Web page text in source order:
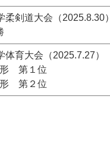
剣道大会（2025.8.30）
育大会（2025.7.27）
形 第１位
形 第２位